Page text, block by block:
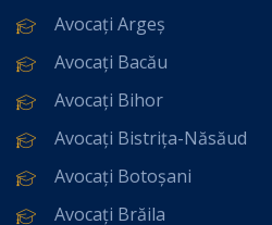
Avocați Argeș
Avocați Bacău
Avocați Bihor
Avocați Bistrița-Năsăud
Avocați Botoșani
Avocați Brăila